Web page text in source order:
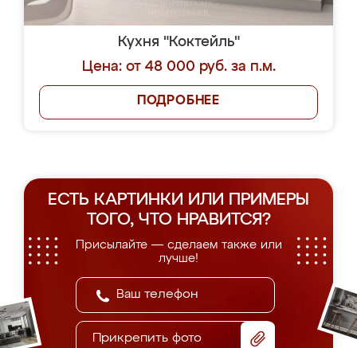
Кухня "Коктейль"
Цена: от 48 000 руб. за п.м.
ПОДРОБНЕЕ
ЕСТЬ КАРТИНКИ ИЛИ ПРИМЕРЫ
ТОГО, ЧТО НРАВИТСЯ?
Присылайте — сделаем также или
лучше!
Прикрепить фото